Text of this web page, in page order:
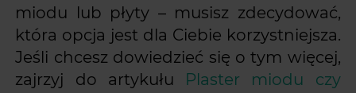
miodu lub płyty – musisz zdecydować,
która opcja jest dla Ciebie korzystniejsza.
Jeśli chcesz dowiedzieć się o tym więcej,
zajrzyj do artykułu Plaster miodu czy